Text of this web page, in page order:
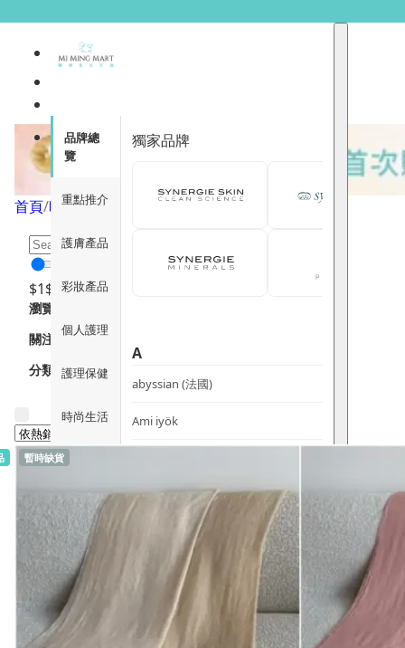
品牌總
覽
重點推介
護膚產品
彩妝產品
個人護理
護理保健
時尚生活
寵物用品
皇牌產品
Erica 網
誌
推廣優惠
獨家品牌
A
abyssian (法國)
Ami iyök
B
BerryEn (德國)
Blossom (英國)
Bondi Wash (澳洲)
Botani (澳洲)
圍巾
首頁/時尚生活/ 圍巾/頁面 1
$1$ 12000
瀏覽
關注重點
分類
暫時缺貨